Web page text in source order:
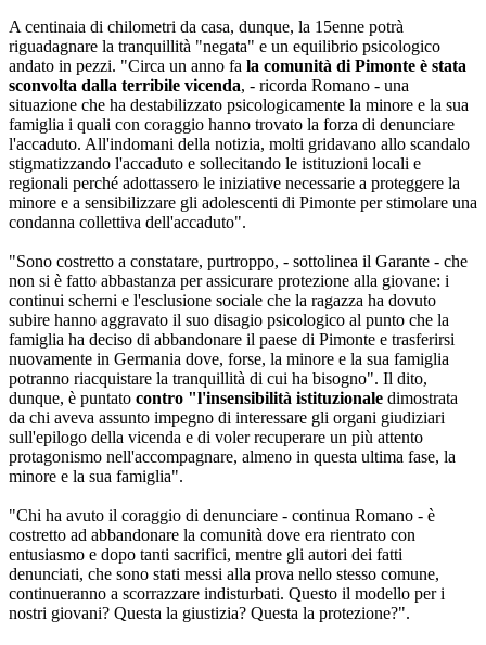
A centinaia di chilometri da casa, dunque, la 15enne potrà
riguadagnare la tranquillità "negata" e un equilibrio psicologico
andato in pezzi. "Circa un anno fa la comunità di Pimonte è stata
sconvolta dalla terribile vicenda, - ricorda Romano - una
situazione che ha destabilizzato psicologicamente la minore e la sua
famiglia i quali con coraggio hanno trovato la forza di denunciare
l'accaduto. All'indomani della notizia, molti gridavano allo scandalo
stigmatizzando l'accaduto e sollecitando le istituzioni locali e
regionali perché adottassero le iniziative necessarie a proteggere la
minore e a sensibilizzare gli adolescenti di Pimonte per stimolare una
condanna collettiva dell'accaduto".
"Sono costretto a constatare, purtroppo, - sottolinea il Garante - che
non si è fatto abbastanza per assicurare protezione alla giovane: i
continui scherni e l'esclusione sociale che la ragazza ha dovuto
subire hanno aggravato il suo disagio psicologico al punto che la
famiglia ha deciso di abbandonare il paese di Pimonte e trasferirsi
nuovamente in Germania dove, forse, la minore e la sua famiglia
potranno riacquistare la tranquillità di cui ha bisogno". Il dito,
dunque, è puntato contro "l'insensibilità istituzionale dimostrata
da chi aveva assunto impegno di interessare gli organi giudiziari
sull'epilogo della vicenda e di voler recuperare un più attento
protagonismo nell'accompagnare, almeno in questa ultima fase, la
minore e la sua famiglia".
"Chi ha avuto il coraggio di denunciare - continua Romano - è
costretto ad abbandonare la comunità dove era rientrato con
entusiasmo e dopo tanti sacrifici, mentre gli autori dei fatti
denunciati, che sono stati messi alla prova nello stesso comune,
continueranno a scorrazzare indisturbati. Questo il modello per i
nostri giovani? Questa la giustizia? Questa la protezione?".